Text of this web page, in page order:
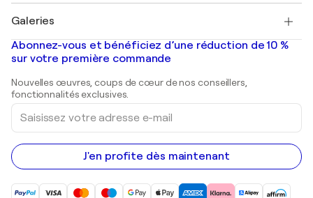
Banksy
Mr. Brainwash
Shepard Fairey
Tableaux abstraits à vendre
Peintures de paysage
Estampes
Peintures acryliques
Galeries
Galeries d'art en France
Galeries d'art en Belgique
Abonnez-vous et bénéficiez d’une réduction de 10 %
sur votre première commande
Nouvelles œuvres, coups de cœur de nos conseillers,
fonctionnalités exclusives.
Saisissez
votre
adresse
e-
mail
J'en profite dès maintenant